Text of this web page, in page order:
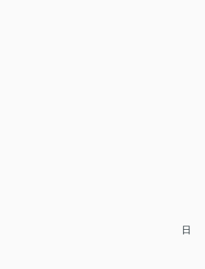
日